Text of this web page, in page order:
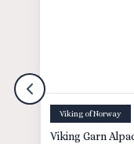
Viking of Norway
Viking Garn